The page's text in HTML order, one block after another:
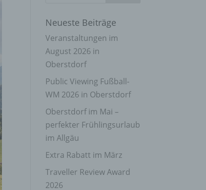
Neueste Beiträge
Veranstaltungen im
August 2026 in
Oberstdorf
Public Viewing Fußball-
WM 2026 in Oberstdorf
Oberstdorf im Mai –
perfekter Frühlingsurlaub
im Allgäu
Extra Rabatt im März
Traveller Review Award
2026